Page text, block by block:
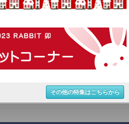
その他の特集はこちらから